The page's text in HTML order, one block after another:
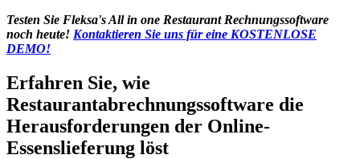
Testen Sie Fleksa's All in one Restaurant Rechnungssoftware
noch heute! Kontaktieren Sie uns für eine KOSTENLOSE
DEMO!
Erfahren Sie, wie
Restaurantabrechnungssoftware die
Herausforderungen der Online-
Essenslieferung löst